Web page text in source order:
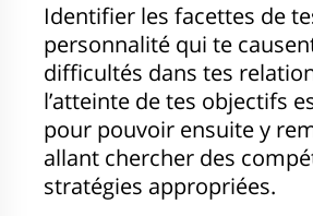
Identifier les facettes de
personnalité qui te
difficultés dans tes
l’atteinte de tes objectifs
pour pouvoir ensuite y
allant chercher des
stratégies appropriées.